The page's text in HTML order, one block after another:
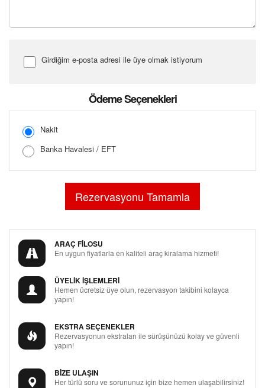
Girdiğim e-posta adresi ile üye olmak istiyorum
Şifreyi Tekrar Girin
Ödeme Seçenekleri
Nakit
Banka Havalesi / EFT
ARAÇ FİLOSU
En uygun fiyatlarla en kaliteli araç kiralama hizmeti!
ÜYELİK İŞLEMLERİ
Hemen ücretsiz üye olun, rezervasyon takibini kolayca
yapın!
EKSTRA SEÇENEKLER
Rezervasyonun ekstraları ile sürüşünüzü kolay ve güvenli
yapın!
BİZE ULAŞIN
Her türlü soru ve sorununuz için bize hemen ulaşabilirsiniz!